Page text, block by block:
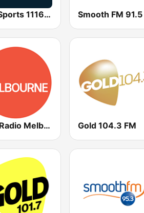
SEN Sports 1116 AM
ABC Radio Melbourne Gold 104.3 FM